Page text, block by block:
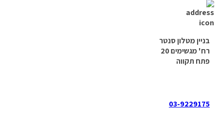
בניין מטלון סנטר
רח' מגשימים 20
פתח תקווה
03-9229175